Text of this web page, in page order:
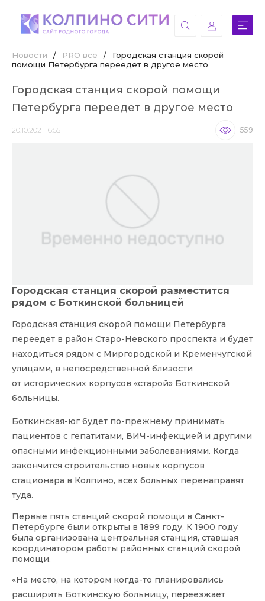
Новости / PRO всё /
Городская станция скорой
помощи Петербурга переедет в другое место
Городская станция скорой помощи
Петербурга переедет в другое место
20.10.2021 16:55 559
Городская станция скорой разместится
рядом с Боткинской больницей
Городская станция скорой помощи Петербурга
переедет в район Старо-Невского проспекта и будет
находиться рядом с Миргородской и Кременчугской
улицами, в непосредственной близости
от исторических корпусов «старой» Боткинской
больницы.
Боткинская-юг будет по-прежнему принимать
пациентов с гепатитами, ВИЧ-инфекцией и другими
опасными инфекционными заболеваниями. Когда
закончится строительство новых корпусов
стационара в Колпино, всех больных перенаправят
туда.
Первые пять станций скорой помощи в Санкт-
Петербурге были открыты в 1899 году. К 1900 году
была организована центральная станция, ставшая
координатором работы районных станций скорой
помощи.
«На место, на котором когда-то планировались
расширить Боткинскую больницу, переезжает